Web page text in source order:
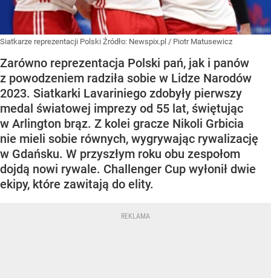
Siatkarze reprezentacji Polski Źródło: Newspix.pl / Piotr Matusewicz
Zarówno reprezentacja Polski pań, jak i panów
z powodzeniem radziła sobie w Lidze Narodów
2023. Siatkarki Lavariniego zdobyły pierwszy
medal światowej imprezy od 55 lat, świętując
w Arlington brąz. Z kolei gracze Nikoli Grbicia
nie mieli sobie równych, wygrywając rywalizację
w Gdańsku. W przyszłym roku obu zespołom
dojdą nowi rywale. Challenger Cup wyłonił dwie
ekipy, które zawitają do elity.